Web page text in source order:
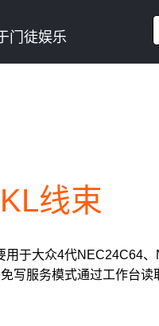
门徒娱乐
线束
用于大众4代NEC24C64
写服务模式通过工作台读